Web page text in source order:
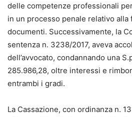
delle competenze professionali
in un processo penale relativo alla
documenti. Successivamente, la
sentenza n. 3238/2017, aveva
dell’avvocato, condannando una
285.986,28, oltre interessi e
entrambi i gradi.
La Cassazione, con ordinanza n.